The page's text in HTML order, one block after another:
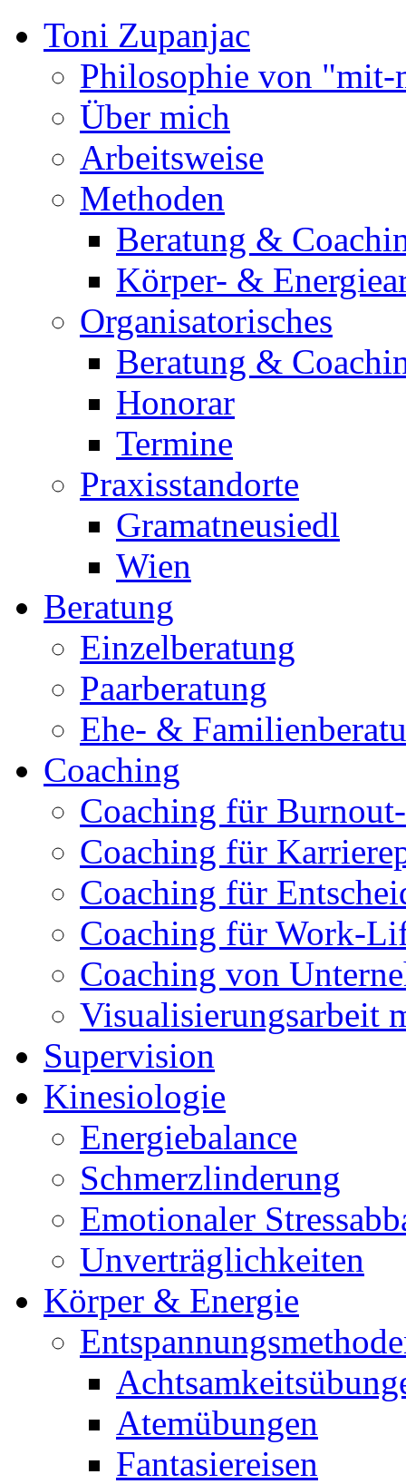
Toni Zupanjac
Philosophie von "mit-
Über mich
Arbeitsweise
Methoden
Beratung &
Körper- &
Organisatorisches
Beratung &
Honorar
Termine
Praxisstandorte
Gramatneusiedl
Wien
Beratung
Einzelberatung
Paarberatung
Ehe- &
Coaching
Coaching für
Coaching für
Coaching für
Coaching für Work-
Coaching von
Visualisierungsarbeit
Supervision
Kinesiologie
Energiebalance
Schmerzlinderung
Emotionaler
Unverträglichkeiten
Körper & Energie
Atemübungen
Fantasiereisen